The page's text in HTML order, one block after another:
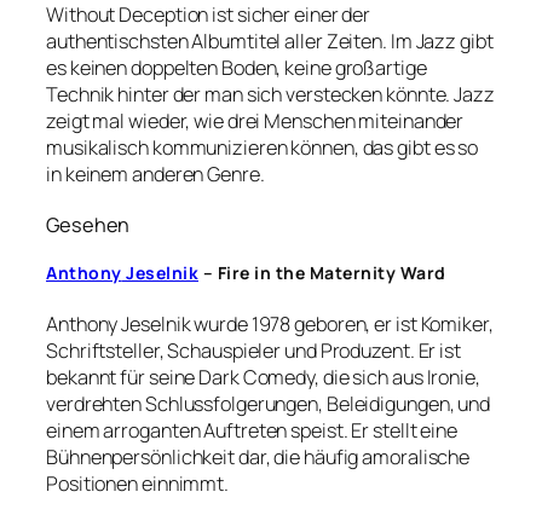
Without Deception ist sicher einer der
authentischsten Albumtitel aller Zeiten. Im Jazz gibt
es keinen doppelten Boden, keine großartige
Technik hinter der man sich verstecken könnte. Jazz
zeigt mal wieder, wie drei Menschen miteinander
musikalisch kommunizieren können, das gibt es so
in keinem anderen Genre.
Gesehen
Anthony Jeselnik – Fire in the Maternity Ward
Anthony Jeselnik wurde 1978 geboren, er ist Komiker,
Schriftsteller, Schauspieler und Produzent. Er ist
bekannt für seine Dark Comedy, die sich aus Ironie,
verdrehten Schlussfolgerungen, Beleidigungen, und
einem arroganten Auftreten speist. Er stellt eine
Bühnenpersönlichkeit dar, die häufig amoralische
Positionen einnimmt.